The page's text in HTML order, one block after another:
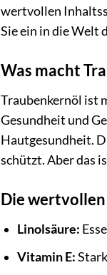
wertvollen
Sie ein in die Welt
Was macht
Traubenkernöl ist
Gesundheit und
Hautgesundheit.
schützt. Aber das
Die
Linolsäure:
Vitamin E: